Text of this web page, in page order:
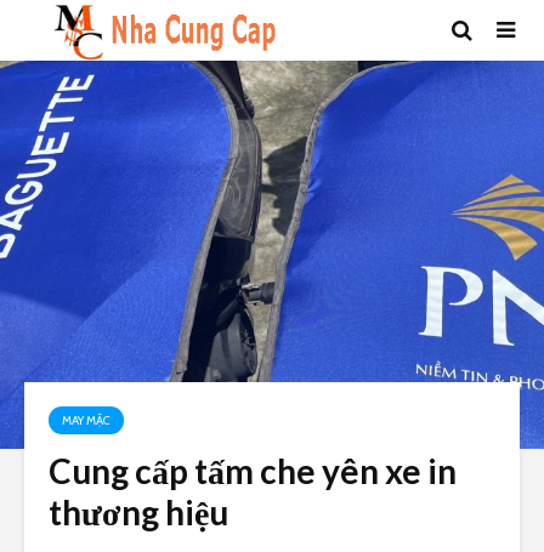
MAY MẶC
Cung cấp tấm che yên xe in
thương hiệu